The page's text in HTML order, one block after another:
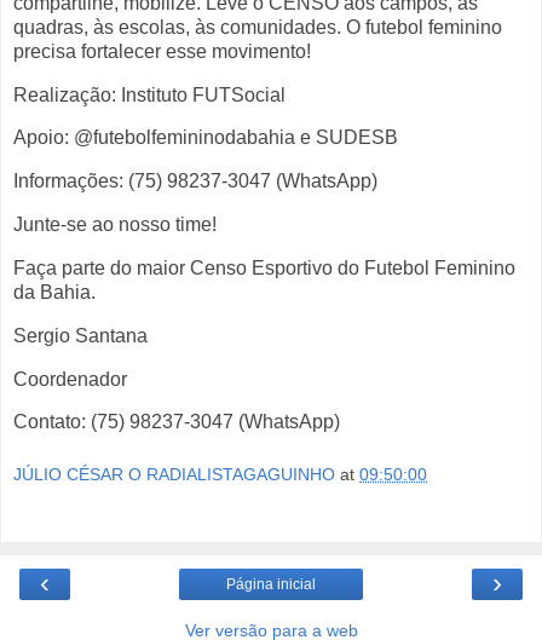
quadras, às escolas, às comunidades. O futebol feminino
precisa fortalecer esse movimento!
Realização: Instituto FUTSocial
Apoio: @futebolfemininodabahia e SUDESB
Informações: (75) 98237-3047 (WhatsApp)
Junte-se ao nosso time!
Faça parte do maior Censo Esportivo do Futebol Feminino
da Bahia.
Sergio Santana
Coordenador
Contato: (75) 98237-3047 (WhatsApp)
JÚLIO CÉSAR O RADIALISTAGAGUINHO at 09:50:00
‹ ›
Página inicial
Ver versão para a web